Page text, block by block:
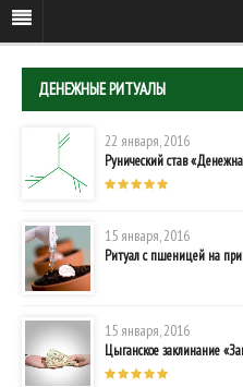
ДЕНЕЖНЫЕ РИТУАЛЫ
22 января, 2016
Рунический став
15 января, 2016
Ритуал с пшеницей на
15 января, 2016
Цыганское заклинание